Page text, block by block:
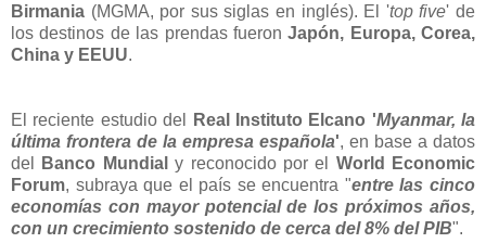
Birmania (MGMA, por sus siglas en inglés). El 'top five' de
los destinos de las prendas fueronJapón, Europa, Corea,
China y EEUU.
El reciente estudio del Real Instituto Elcano 'Myanmar, la
última frontera de la empresa española', en base a datos
del
Banco Mundial y reconocido por el World Economic
Forum, subraya que el país se encuentra "entre las cinco
economías con mayor potencial de los próximos años,
con un crecimiento sostenido de cerca del 8% del PIB".